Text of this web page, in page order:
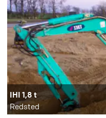
IHI 1,8 t
Redsted